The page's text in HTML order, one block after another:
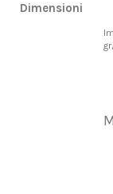
Dimensioni